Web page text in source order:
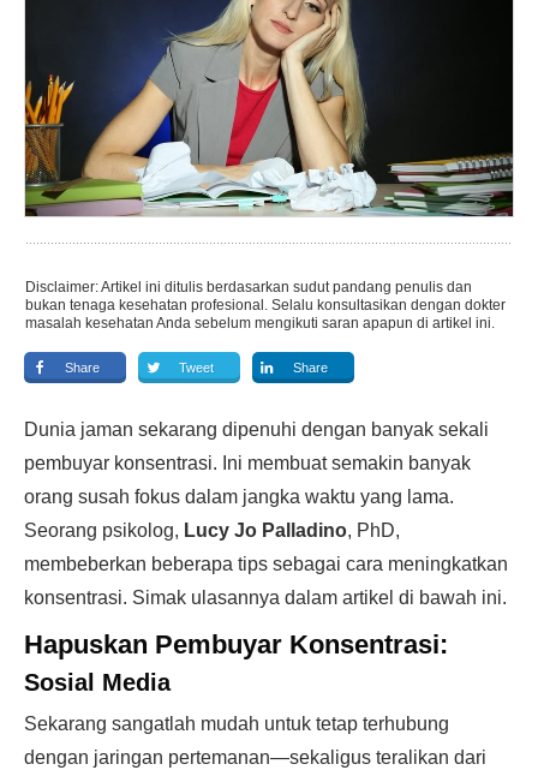
Disclaimer: Artikel ini ditulis berdasarkan sudut pandang penulis dan
bukan tenaga kesehatan profesional. Selalu konsultasikan dengan dokter
masalah kesehatan Anda sebelum mengikuti saran apapun di artikel ini.
Share Tweet Share
Dunia jaman sekarang dipenuhi dengan banyak sekali
pembuyar konsentrasi. Ini membuat semakin banyak
orang susah fokus dalam jangka waktu yang lama.
Seorang psikolog, Lucy Jo Palladino, PhD,
membeberkan beberapa tips sebagai cara meningkatkan
konsentrasi. Simak ulasannya dalam artikel di bawah ini.
Hapuskan Pembuyar Konsentrasi:
Sosial Media
Sekarang sangatlah mudah untuk tetap terhubung
dengan jaringan pertemanan—sekaligus teralikan dari